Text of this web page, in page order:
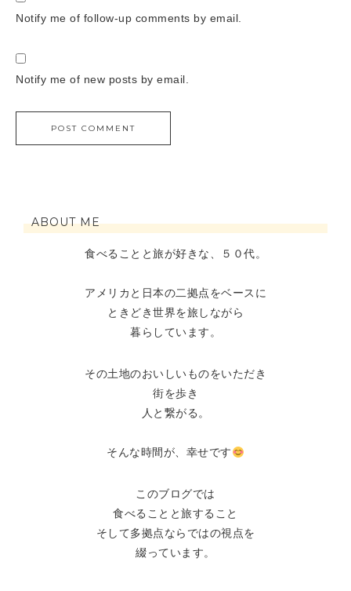
Notify me of follow-up comments by email.
Notify me of new posts by email.
ABOUT ME
食べることと旅が好きな、５０代。
アメリカと日本の二拠点をベースに
ときどき世界を旅しながら
暮らしています。
その土地のおいしいものをいただき
街を歩き
人と繋がる。
そんな時間が、幸せです
このブログでは
食べることと旅すること
そして多拠点ならではの視点を
綴っています。